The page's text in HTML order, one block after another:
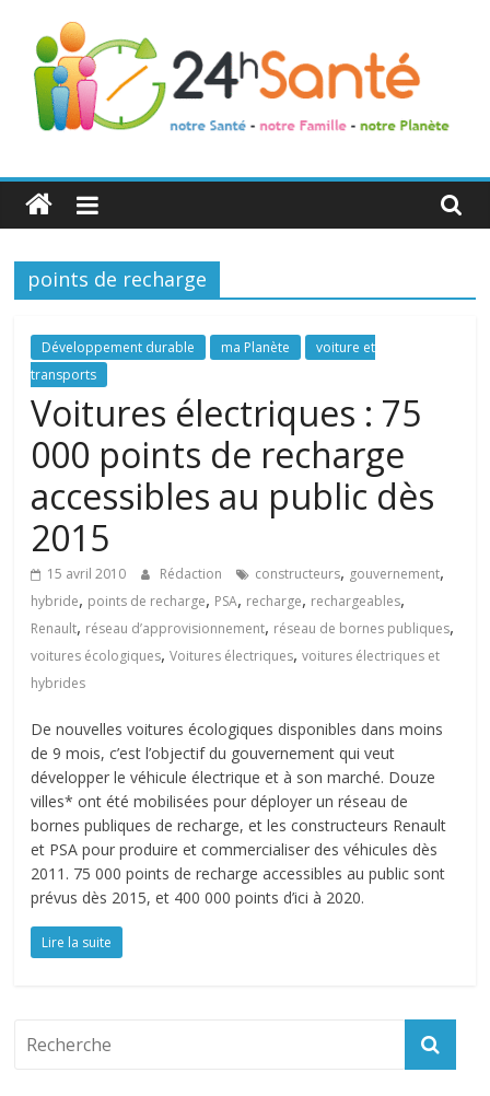
24h
Santé
La
de
toute
famille
points de recharge
Développement durable ma Planète
voiture et
transports
Voitures électriques : 75
000 points de recharge
accessibles au public dès
2015
15 avril 2010 Rédaction constructeurs, gouvernement,
hybride, points de recharge, PSA, recharge, rechargeables,
Renault, réseau d’approvisionnement, réseau de bornes publiques,
voitures écologiques,Voitures électriques,voitures électriques et
hybrides
De nouvelles voitures écologiques disponibles dans moins
de 9 mois, c’est l’objectif du gouvernement qui veut
développer le véhicule électrique et à son marché. Douze
villes* ont été mobilisées pour déployer un réseau de
bornes publiques de recharge, et les constructeurs Renault
et PSA pour produire et commercialiser des véhicules dès
2011. 75 000 points de recharge accessibles au public sont
prévus dès 2015, et 400 000 points d’ici à 2020.
Lire la suite